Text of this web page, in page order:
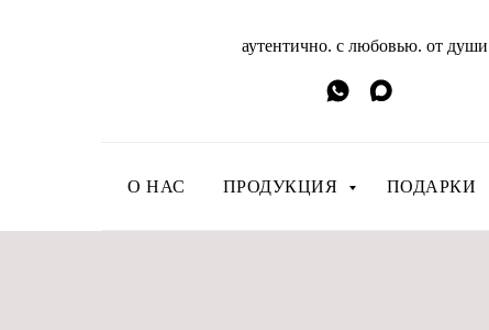
аутентично. с любовью. от души
О НАС ПРОДУКЦИЯ ПОДАРКИ